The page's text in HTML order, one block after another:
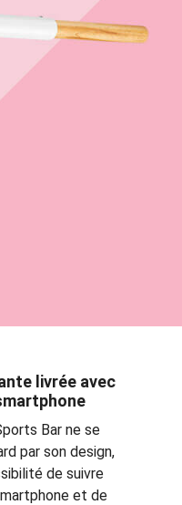
livrée avec
Bar ne se
par son design,
de suivre
et de